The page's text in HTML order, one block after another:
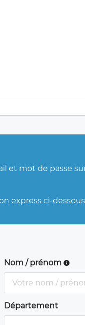
et mot de passe
express ci-
Nom / prénom
Département